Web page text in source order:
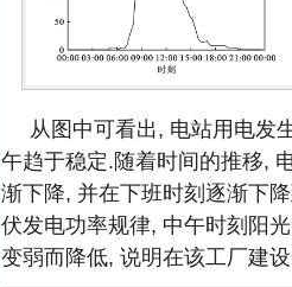
从图中可看出, 电站用电发
午趋于稳定.随着时间的推移,
渐下降, 并在下班时刻逐渐下
伏发电功率规律, 中午时刻阳
变弱而降低, 说明在该工厂建